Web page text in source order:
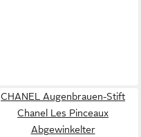
CHANEL Augenbrauen-Stift
Chanel Les Pinceaux
Abgewinkelter